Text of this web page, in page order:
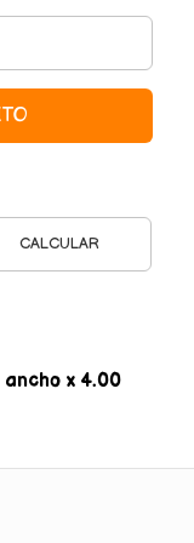
CALCULAR
ancho x 4.00